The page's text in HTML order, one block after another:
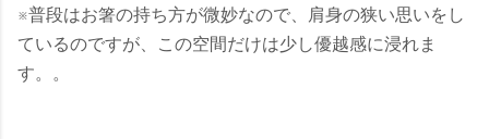
※普段はお箸の持ち方が微妙なので、肩身の狭い思いをし
ているのですが、この空間だけは少し優越感に浸れま
す。。